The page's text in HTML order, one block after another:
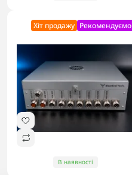
Хіт продажу Рекомендуємо
В наявності